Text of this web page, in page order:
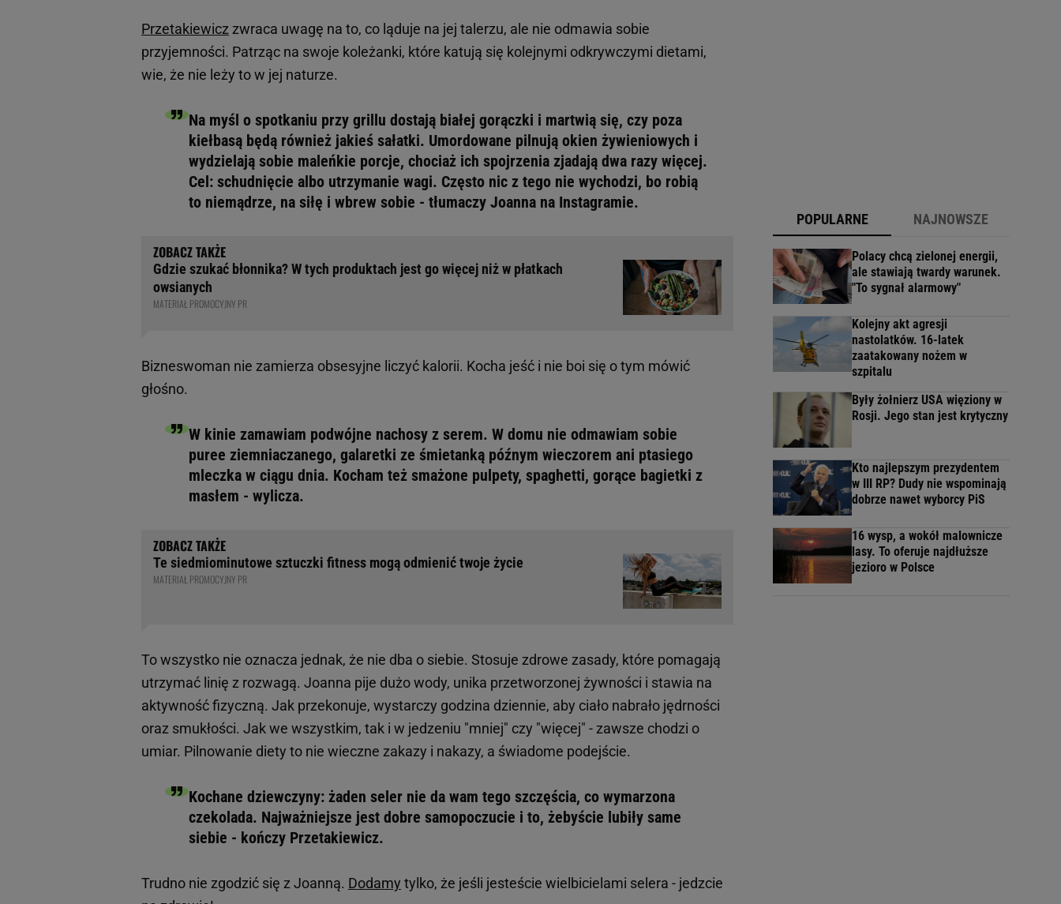
Przetakiewiczzwraca uwagę na to, co ląduje na jej talerzu, ale nie odmawia sobie
przyjemności. Patrząc na swoje koleżanki, które katują się kolejnymi odkrywczymi dietami,
wie, że nie leży to w jej naturze.
Na myśl o spotkaniu przy grillu dostają białej gorączki i martwią się, czy poza
kiełbasą będą również jakieś sałatki. Umordowane pilnują okien żywieniowych i
wydzielają sobie maleńkie porcje, chociaż ich spojrzenia zjadają dwa razy więcej.
Cel: schudnięcie albo utrzymanie wagi. Często nic z tego nie wychodzi, bo robią
to niemądrze, na siłę i wbrew sobie - tłumaczy Joanna na Instagramie.
Gdzie szukać błonnika? W tych produktach jest go więcej niż w płatkach
owsianych
MATERIAŁ PROMOCYJNY PR
Bizneswoman nie zamierza obsesyjne liczyć kalorii. Kocha jeść i nie boi się o tym mówić
głośno.
W kinie zamawiam podwójne nachosy z serem. W domu nie odmawiam sobie
puree ziemniaczanego, galaretki ze śmietanką późnym wieczorem ani ptasiego
mleczka w ciągu dnia. Kocham też smażone pulpety, spaghetti, gorące bagietki z
masłem - wylicza.
Te siedmiominutowe sztuczki fitness mogą odmienić twoje życie
MATERIAŁ PROMOCYJNY PR
To wszystko nie oznacza jednak, że nie dba o siebie. Stosuje zdrowe zasady, które pomagają
utrzymać linię z rozwagą. Joanna pije dużo wody, unika przetworzonej żywności i stawia na
aktywność fizyczną. Jak przekonuje, wystarczy godzina dziennie, aby ciało nabrało jędrności
oraz smukłości. Jak we wszystkim, tak i w jedzeniu "mniej" czy "więcej" - zawsze chodzi o
umiar. Pilnowanie diety to nie wieczne zakazy i nakazy, a świadome podejście.
Kochane dziewczyny: żaden seler nie da wam tego szczęścia, co wymarzona
czekolada. Najważniejsze jest dobre samopoczucie i to, żebyście lubiły same
siebie - kończy Przetakiewicz.
Trudno nie zgodzić się z Joanną. Dodamy tylko, że jeśli jesteście wielbicielami selera - jedzcie
POPULARNE NAJNOWSZE
Polacy chcą zielonej energii,
ale stawiają twardy warunek.
"To sygnał alarmowy"
Kolejny akt agresji
nastolatków. 16-latek
zaatakowany nożem w
szpitalu
Były żołnierz USA więziony w
Rosji. Jego stan jest krytyczny
Kto najlepszym prezydentem
w III RP? Dudy nie wspominają
dobrze nawet wyborcy PiS
16 wysp, a wokół malownicze
lasy. To oferuje najdłuższe
jezioro w Polsce